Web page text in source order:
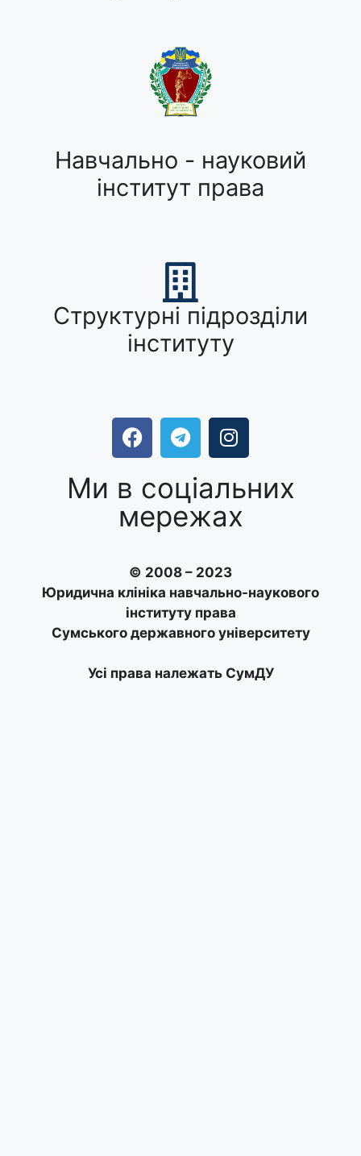
Навчально - науковий
інститут права
Структурні підрозділи
інституту
Ми в соціальних
мережах
© 2008 – 2023
Юридична клініка навчально-наукового
інституту права
Сумського державного університету
Усі права належать СумДУ